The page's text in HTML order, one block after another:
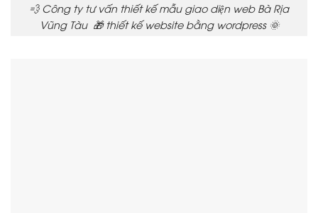
💨 Công ty tư vấn thiết kế mẫu giao diện web Bà Rịa
Vũng Tàu 🎁 thiết kế website bằng wordpress 🌞